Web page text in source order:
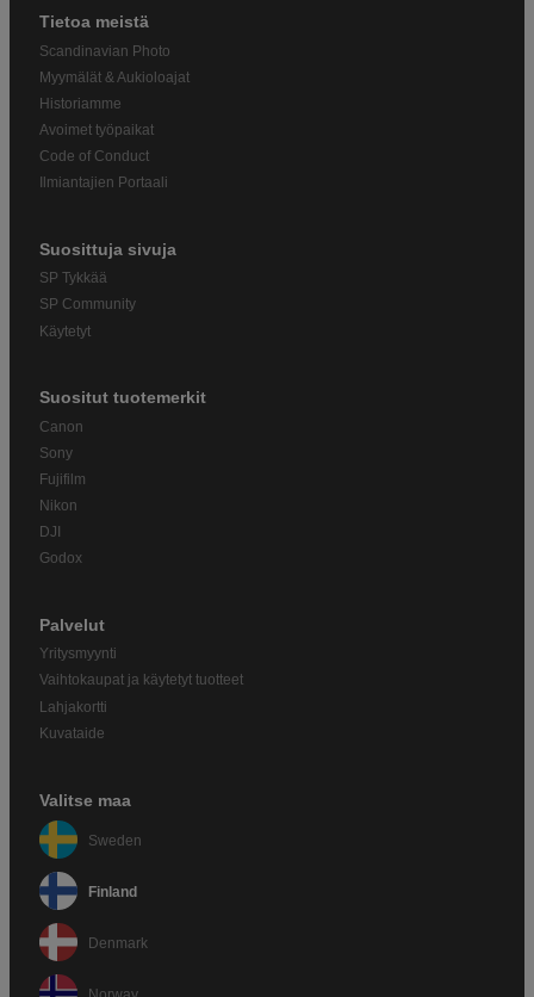
Tietoa meistä
Scandinavian Photo
Myymälät & Aukioloajat
Historiamme
Avoimet työpaikat
Code of Conduct
Ilmiantajien Portaali
Suosittuja sivuja
SP Tykkää
SP Community
Käytetyt
Suositut tuotemerkit
Canon
Sony
Fujifilm
Nikon
DJI
Godox
Palvelut
Yritysmyynti
Vaihtokaupat ja käytetyt tuotteet
Lahjakortti
Kuvataide
Valitse maa
Sweden
Finland
Denmark